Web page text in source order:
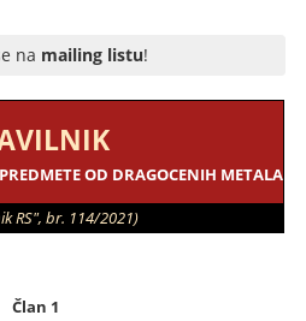
na mailing listu!
OD DRAGOCENIH METALA
RS", br. 114/2021)
Član 1